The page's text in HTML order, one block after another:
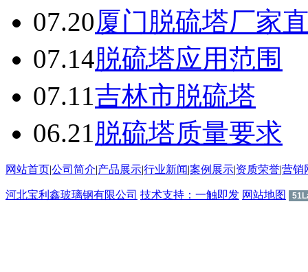
07.20厦门脱硫塔厂家
07.14脱硫塔应用范围
07.11吉林市脱硫塔
06.21 脱硫塔质量要求
网站首页|公司简介|产品展示|行业新闻|案例展示|资质荣誉|营销
河北宝利鑫玻璃钢有限公司 技术支持：一触即发 网站地图